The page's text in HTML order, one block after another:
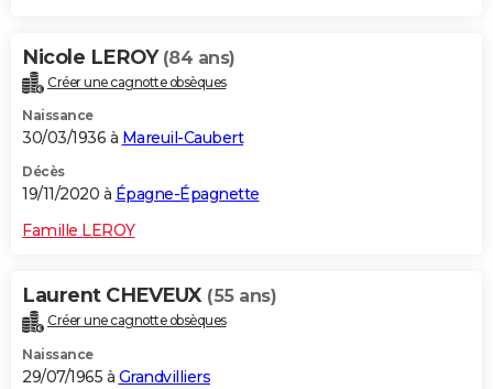
Nicole LEROY (84 ans)
Créer une cagnotte obsèques
Naissance
30/03/1936 à Mareuil-Caubert
Décès
19/11/2020 à Épagne-Épagnette
Famille LEROY
Laurent CHEVEUX (55 ans)
Créer une cagnotte obsèques
Naissance
29/07/1965 à Grandvilliers